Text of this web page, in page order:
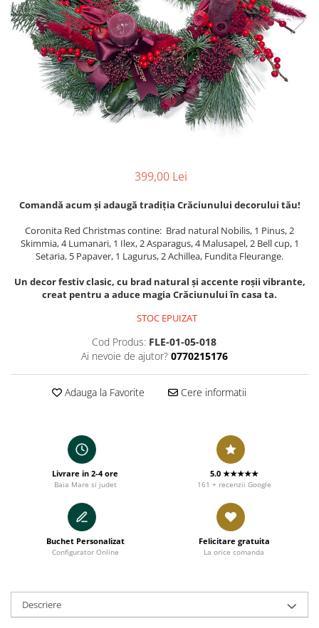
399,00 Lei
Comandă acum și adaugă tradiția Crăciunului decorului tău!
Coronita Red Christmas contine: Brad natural Nobilis, 1 Pinus, 2
Skimmia, 4 Lumanari, 1 Ilex, 2 Asparagus, 4 Malusapel, 2 Bell cup, 1
Setaria, 5 Papaver, 1 Lagurus, 2 Achillea, Fundita Fleurange.
Un decor festiv clasic, cu brad natural și accente roșii vibrante,
creat pentru a aduce magia Crăciunului în casa ta.
STOC EPUIZAT
Cod Produs: FLE-01-05-018
Ai nevoie de ajutor? 0770215176
Adauga la Favorite Cere informatii
Livrare in 2-4 ore
Baia Mare si judet
5.0 ★★★★★
161 + recenzii Google
Buchet Personalizat
Configurator Online
Felicitare gratuita
La orice comanda
Descriere